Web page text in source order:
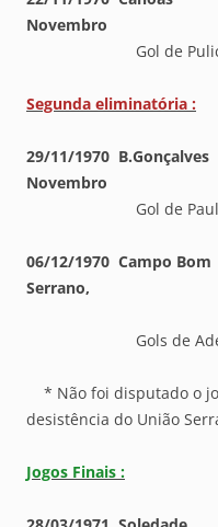
Novembro
Gol de
Segunda eliminatória :
29/11/1970
Novembro
Gol de
06/12/1970 Campo
Serrano,
Bento
Gols de
* Não foi disputado o
desistência do União
Jogos Finais :